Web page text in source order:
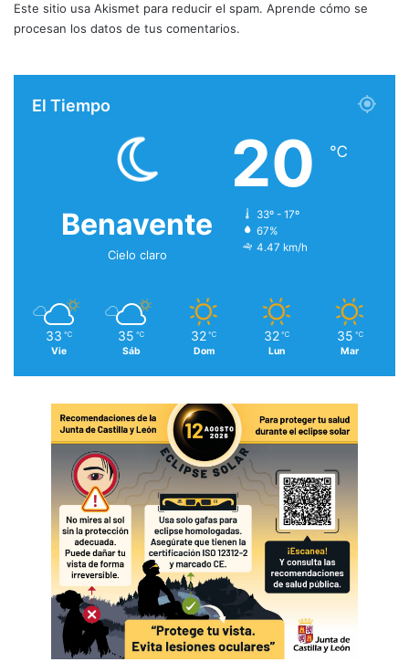
Este sitio usa Akismet para reducir el spam. Aprende cómo se
procesan los datos de tus comentarios.
El Tiempo
Benavente
Cielo claro
20 ℃
33º - 17º
67%
4.47 km/h
33 ℃
Vie
35 ℃
Sáb
32 ℃
Dom
32 ℃
Lun
35 ℃
Mar